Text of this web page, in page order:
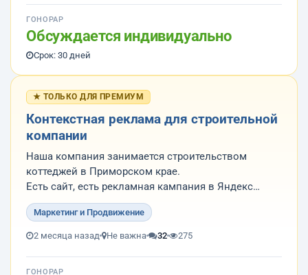
ГОНОРАР
Обсуждается индивидуально
Срок: 30 дней
★ ТОЛЬКО ДЛЯ ПРЕМИУМ
Контекстная реклама для строительной
компании
Наша компания занимается строительством
коттеджей в Приморском крае.
Есть сайт, есть рекламная кампания в Яндекс
Директ.
1. Нужно перенастроить рекламную кампанию
более эффективно. Готовы выслушать
Маркетинг и Продвижение
2 месяца назад Не важна 32 275
ГОНОРАР